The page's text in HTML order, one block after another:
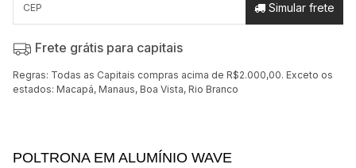
Simular frete
Frete grátis para capitais
Regras: Todas as Capitais compras acima de R$2.000,00. Exceto os
estados: Macapá, Manaus, Boa Vista, Rio Branco
POLTRONA EM ALUMÍNIO WAVE